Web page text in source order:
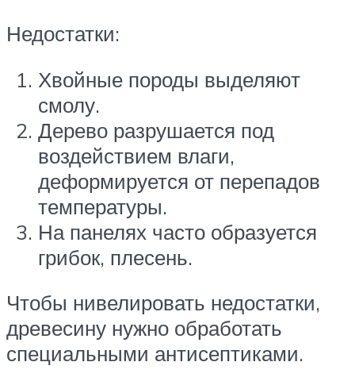
Недостатки:
Хвойные породы выделяют
смолу.
Дерево разрушается под
воздействием влаги,
деформируется от перепадов
температуры.
На панелях часто образуется
грибок, плесень.
Чтобы нивелировать недостатки,
древесину нужно обработать
специальными антисептиками.